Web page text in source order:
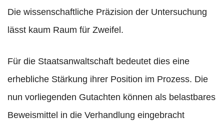
Die wissenschaftliche Präzision der Untersuchung
lässt kaum Raum für Zweifel.
Für die Staatsanwaltschaft bedeutet dies eine
erhebliche Stärkung ihrer Position im Prozess. Die
nun vorliegenden Gutachten können als belastbares
Beweismittel in die Verhandlung eingebracht